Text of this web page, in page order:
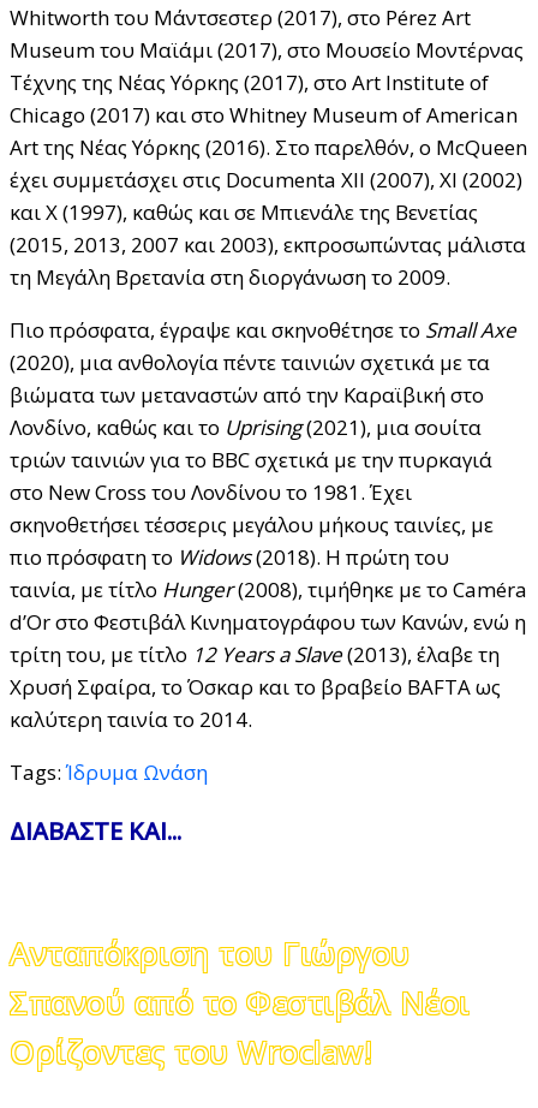
Whitworth του Μάντσεστερ (2017), στο Pérez Art
Museum του Μαϊάμι (2017), στο Μουσείο Μοντέρνας
Τέχνης της Νέας Υόρκης (2017), στο Art Institute of
Chicago (2017) και στο Whitney Museum of American
Art της Νέας Υόρκης (2016). Στο παρελθόν, ο McQueen
έχει συμμετάσχει στις Documenta XII (2007), XI (2002)
και X (1997), καθώς και σε Μπιενάλε της Βενετίας
(2015, 2013, 2007 και 2003), εκπροσωπώντας μάλιστα
τη Μεγάλη Βρετανία στη διοργάνωση το 2009.
Πιο πρόσφατα, έγραψε και σκηνοθέτησε το SmallAxe
(2020), μια ανθολογία πέντε ταινιών σχετικά με τα
βιώματα των μεταναστών από την Καραϊβική στο
Λονδίνο, καθώς και το Uprising(2021), μια σουίτα
τριών ταινιών για το BBC σχετικά με την πυρκαγιά
στο New Cross του Λονδίνου το 1981. Έχει
σκηνοθετήσει τέσσερις μεγάλου μήκους ταινίες, με
πιο πρόσφατη το Widows(2018). Η πρώτη του
ταινία, με τίτλο Hunger(2008), τιμήθηκε με το Caméra
d’Or στο Φεστιβάλ Κινηματογράφου των Κανών, ενώ η
τρίτη του, με τίτλο 12 Years a Slave(2013), έλαβε τη
Χρυσή Σφαίρα, το Όσκαρ και το βραβείο BAFTA ως
καλύτερη ταινία το 2014.
Tags:Ίδρυμα Ωνάση
ΔΙΑΒΑΣΤΕ ΚΑΙ...
Ανταπόκριση του Γιώργου
Σπανού από το Φεστιβάλ Νέοι
Ορίζοντες του Wroclaw!